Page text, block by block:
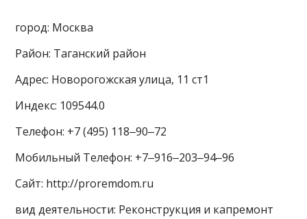
город: Москва
Район: Таганский район
Адрес: Новорогожская улица, 11 ст1
Индекс: 109544.0
Телефон: +7 (495) 118‒90‒72
Мобильный Телефон: +7‒916‒203‒94‒96
Сайт: http://proremdom.ru
вид деятельности: Реконструкция и капремонт